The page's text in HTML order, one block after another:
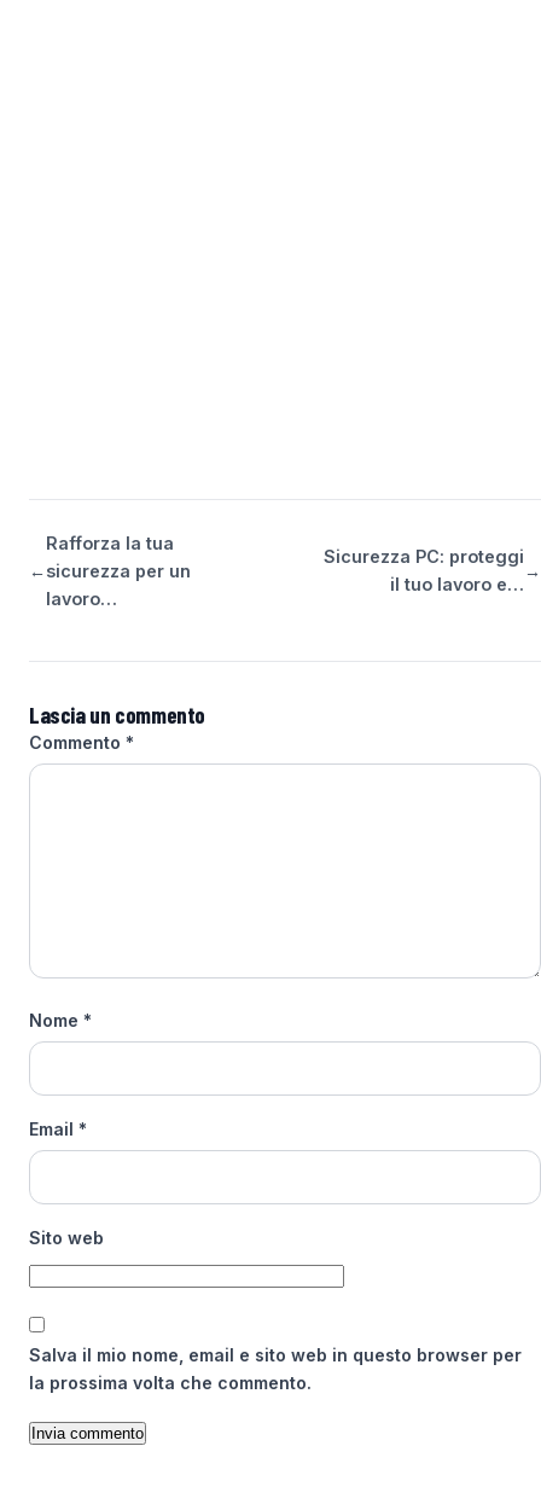
←
Rafforza la tua
sicurezza per un
lavoro…
Sicurezza PC: proteggi
il tuo lavoro e…
→
Lascia un commento
Commento *
Nome *
Email *
Sito web
Salva il mio nome, email e sito web in questo browser per
la prossima volta che commento.